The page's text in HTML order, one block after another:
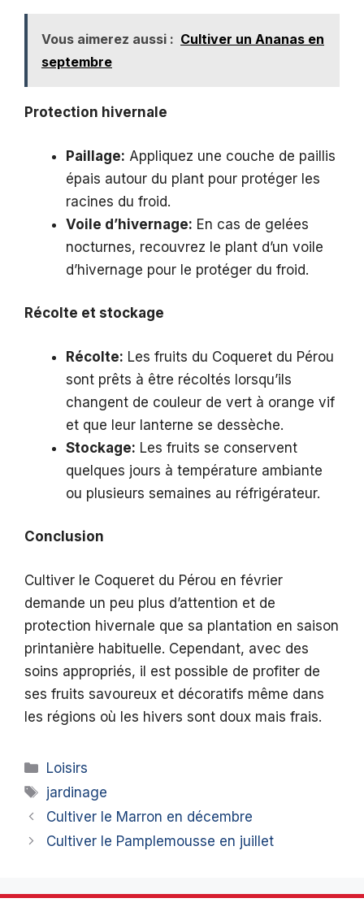
Vous aimerez aussi : Cultiver un Ananas en
septembre
Protection hivernale
Paillage: Appliquez une couche de paillis
épais autour du plant pour protéger les
racines du froid.
Voile d’hivernage: En cas de gelées
nocturnes, recouvrez le plant d’un voile
d’hivernage pour le protéger du froid.
Récolte et stockage
Récolte: Les fruits du Coqueret du Pérou
sont prêts à être récoltés lorsqu’ils
changent de couleur de vert à orange vif
et que leur lanterne se dessèche.
Stockage: Les fruits se conservent
quelques jours à température ambiante
ou plusieurs semaines au réfrigérateur.
Conclusion
Cultiver le Coqueret du Pérou en février
demande un peu plus d’attention et de
protection hivernale que sa plantation en saison
printanière habituelle. Cependant, avec des
soins appropriés, il est possible de profiter de
ses fruits savoureux et décoratifs même dans
les régions où les hivers sont doux mais frais.
Catégories
Loisirs
Étiquettes
jardinage
Cultiver le Marron en décembre
Cultiver le Pamplemousse en juillet